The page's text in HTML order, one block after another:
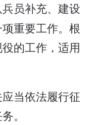
员补充、建设
重要工作。根
的工作，适用
当依法履行征
。